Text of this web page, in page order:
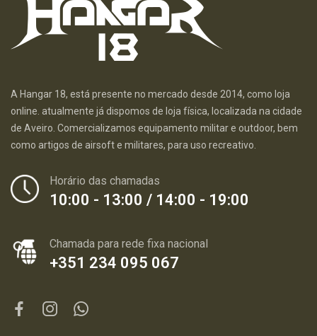
A Hangar 18, está presente no mercado desde 2014, como loja
online. atualmente já dispomos de loja física, localizada na cidade
de Aveiro. Comercializamos equipamento militar e outdoor, bem
como artigos de airsoft e militares, para uso recreativo.
Horário das chamadas
10:00 - 13:00 / 14:00 - 19:00
Chamada para rede fixa nacional
+351 234 095 067